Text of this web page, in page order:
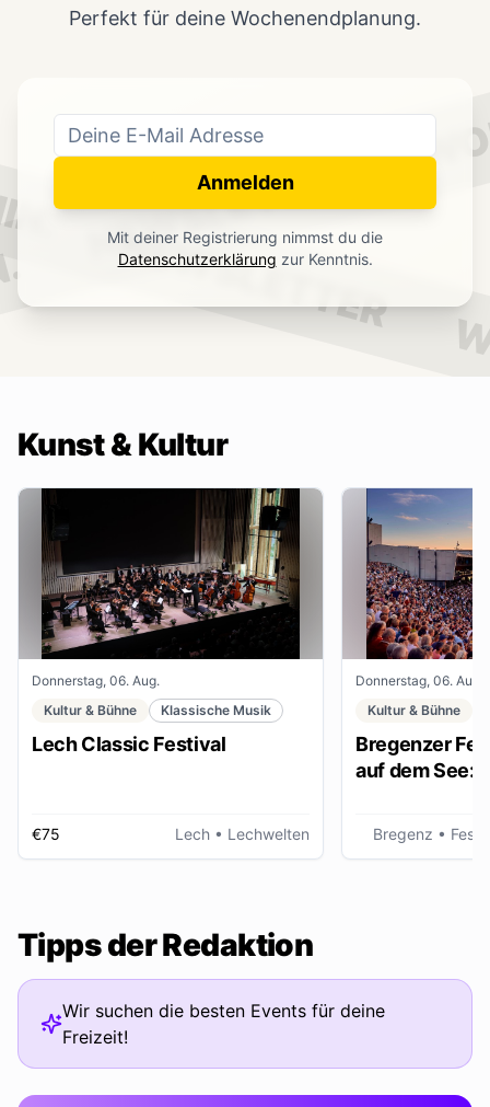
NEWSLETTER
NEWSLETTER
Perfekt für deine Wochenendplanung.
Anmelden
Mit deiner Registrierung nimmst du die
Datenschutzerklärung zur Kenntnis.
Kunst & Kultur
Donnerstag, 06. Aug.
Kultur & Bühne
Klassische Musik
Lech Classic Festival
€75 Lech • Lechwelten
Donnerstag, 06. Aug.
Kultur & Bühne
Bregenzer
auf dem See:
Bregenz •
Tipps der Redaktion
Wir suchen die besten Events für deine
Freizeit!